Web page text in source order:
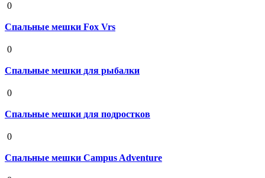
0
Спальные мешки Fox Vrs
0
Спальные мешки для рыбалки
0
Спальные мешки для подростков
0
Спальные мешки Campus Adventure